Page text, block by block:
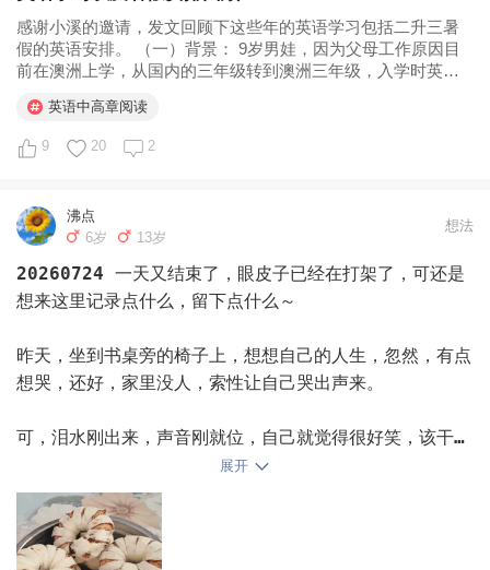
信这是高考，有的学生说像是学考，就是我们那个年代的会
考，每个人都是高分，根本拉不开差距，最后改卷子也很离
奇，小宋除了一道生物选择错了，化学和生物大题他觉得自
啊，出来只有282，让人琢磨不透，分到底扣哪了啊，百思
不得其解。
了年级第一，数学149。这次高考，平时成绩不如他的分都
置，班级均分680.3，他680，甚至还拖了班级后腿。我知
道他心里肯定难受，我也是觉得很难接受这个现实。全疆位
皮都麻了，人也懵了，跌坐在椅子上，半天回不过神，回过
神来的时候，脑子飞速旋转，这个位次还能报啥啊？之前想
错，结果跌到了100+，最后只能在人大、中科大、南大之
间选，小宋想去北京，那就人大计算机吧，离梦校近一点。
北大强基线673（但我们没报），清华强基687，高考完还
上了十天强基课，想着数学没考好，估计掉到强基了，还认
认真真准备呢，结果线都没上。
感谢小溪的邀请，发文回顾下这些年的英语学习包括二升三暑
假的英语安排。 （一）背景： 9岁男娃，因为父母工作原因目
前在澳洲上学，从国内的三年级转到澳洲三年级，入学时英语
英语中高章阅读
9 20 2
沸点
6岁
13岁
想法
20260724 一天又结束了，眼皮子已经在打架了，可还是
想来这里记录点什么，留下点什么～
昨天，坐到书桌旁的椅子上，想想自己的人生，忽然，有点
想哭，还好，家里没人，索性让自己哭出声来。
可，泪水刚出来，声音刚就位，自己就觉得很好笑，该干嘛
干嘛吧，哭有啥用，屁事不顶。
一个强大的声音仿佛在告我：把当下的事情干好，干好，干
好，然后你就会好起来。
展开